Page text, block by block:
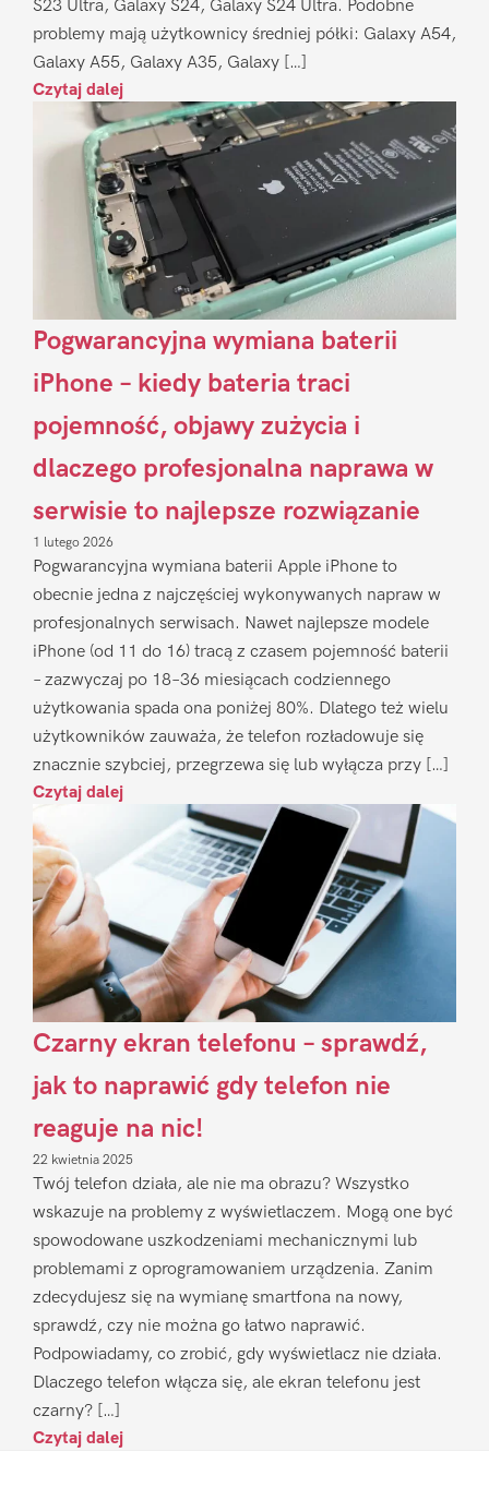
S23 Ultra, Galaxy S24, Galaxy S24 Ultra. Podobne
problemy mają użytkownicy średniej półki: Galaxy A54,
Galaxy A55, Galaxy A35, Galaxy […]
Czytaj dalej
Pogwarancyjna wymiana baterii
iPhone – kiedy bateria traci
pojemność, objawy zużycia i
dlaczego profesjonalna naprawa w
serwisie to najlepsze rozwiązanie
1 lutego 2026
Pogwarancyjna wymiana baterii Apple iPhone to
obecnie jedna z najczęściej wykonywanych napraw w
profesjonalnych serwisach. Nawet najlepsze modele
iPhone (od 11 do 16) tracą z czasem pojemność baterii
– zazwyczaj po 18–36 miesiącach codziennego
użytkowania spada ona poniżej 80%. Dlatego też wielu
użytkowników zauważa, że telefon rozładowuje się
znacznie szybciej, przegrzewa się lub wyłącza przy […]
Czytaj dalej
Czarny ekran telefonu – sprawdź,
jak to naprawić gdy telefon nie
reaguje na nic!
22 kwietnia 2025
Twój telefon działa, ale nie ma obrazu? Wszystko
wskazuje na problemy z wyświetlaczem. Mogą one być
spowodowane uszkodzeniami mechanicznymi lub
problemami z oprogramowaniem urządzenia. Zanim
zdecydujesz się na wymianę smartfona na nowy,
sprawdź, czy nie można go łatwo naprawić.
Podpowiadamy, co zrobić, gdy wyświetlacz nie działa.
Dlaczego telefon włącza się, ale ekran telefonu jest
czarny? […]
Czytaj dalej